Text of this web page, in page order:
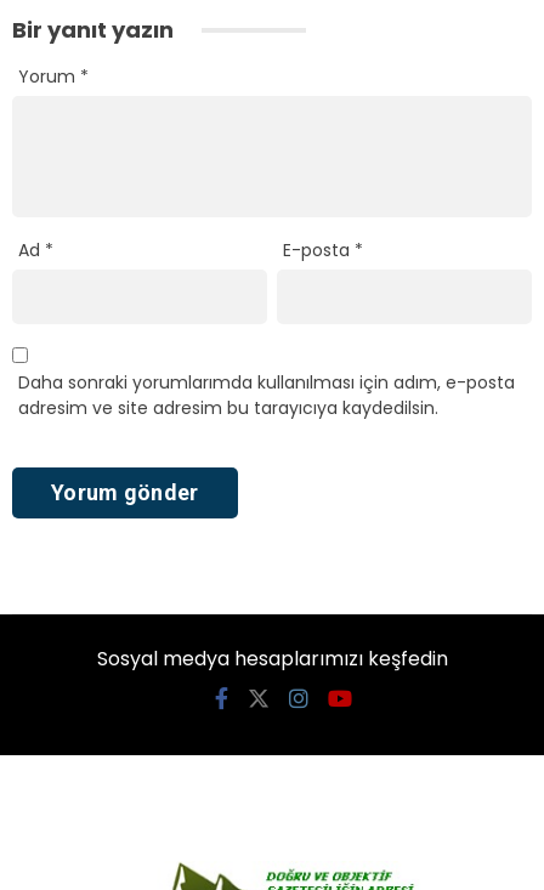
Bir yanıt yazın
Yorum *
Ad * E-posta *
Daha sonraki yorumlarımda kullanılması için adım, e-posta
adresim ve site adresim bu tarayıcıya kaydedilsin.
Sosyal medya hesaplarımızı keşfedin